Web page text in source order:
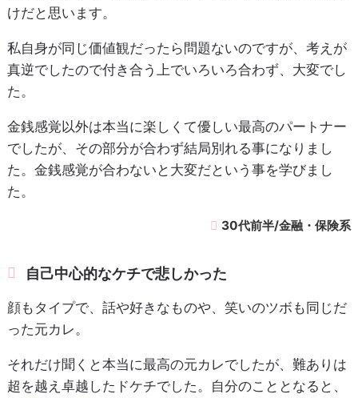
けだと思います。
私自身が同じ価値観だったら問題ないのですが、考えが
真逆でしたので付き合う上でいろいろ合わず、大変でし
た。
金銭感覚以外は本当に楽しくて優しい最高のパートナー
でしたが、その部分が合わず結局別れる事になりまし
た。金銭感覚が合わないと大変だという事を学びまし
た。
30代前半/金融・保険系
自己中心的なケチで悲しかった
顔もタイプで、話や好きなものや、笑いのツボも同じだ
った元カレ。
それだけ聞くと本当に最高の元カレでしたが、難ありは
超を越え卓越したドケチでした。自分のこととなると、